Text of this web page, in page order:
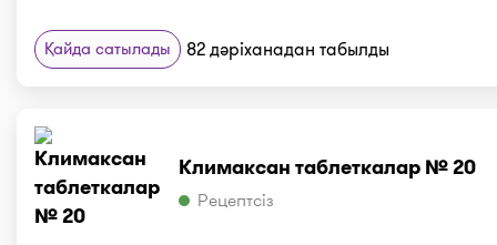
Қайда сатылады 82 дәріханадан табылды
Климаксан таблеткалар № 20
Рецептсіз